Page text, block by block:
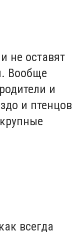
не оставят
Вообще
и
и птенцов
всегда